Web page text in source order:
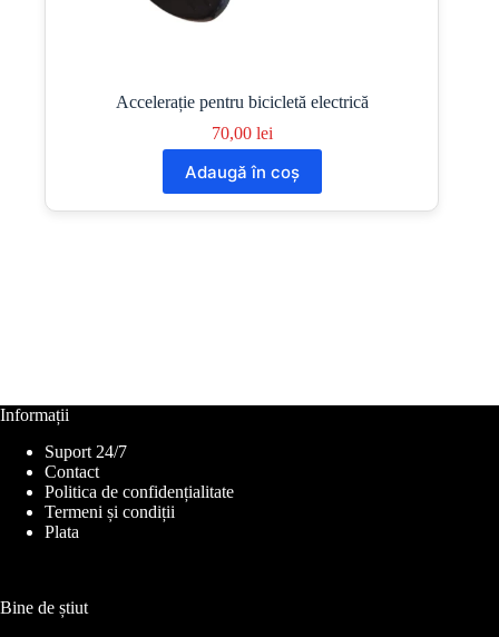
Accelerație pentru bicicletă electrică
70,00 lei
Adaugă în coș
Informații
Suport 24/7
Contact
Politica de confidențialitate
Termeni și condiții
Plata
Bine de știut